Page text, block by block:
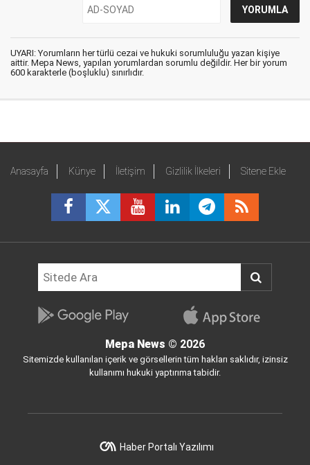
UYARI: Yorumların her türlü cezai ve hukuki sorumluluğu yazan kişiye
aittir. Mepa News, yapılan yorumlardan sorumlu değildir. Her bir yorum
600 karakterle (boşluklu) sınırlıdır.
Anasayfa Künye İletişim Gizlilik İlkeleri Sitene Ekle
Mepa News © 2026
Sitemizde kullanılan içerik ve görsellerin tüm hakları saklıdır, izinsiz
kullanımı hukuki yaptırıma tabidir.
Haber Portalı Yazılımı